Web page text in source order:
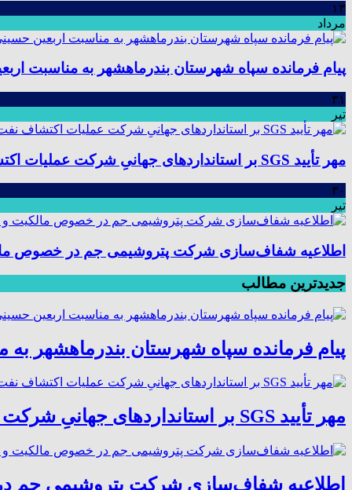
۱۳
مرداد
پیام فرمانده سپاه شهرستان بندرماهشهر به مناسبت
۳۱
تیر
مهر تأیید SGS بر استانداردهای جهانیِ شرکت عملیات اکتشاف نفت؛ موفقیت در ممیزی سیستم مدیریت یکپارچه
۳۰
تیر
اطلاعیه شفاف‌سازی شرکت پتروشیمی جم در خصوص
جدیدترین مطالب
پیام فرمانده سپاه شهرستان بندرماهشهر
مهر تأیید SGS بر استانداردهای جهانیِ شرکت عملیات اکتشاف نفت؛ موفقیت در ممیزی سیستم مدیریت یکپارچه
اطلاعیه شفاف‌سازی شرکت پتروشیمی جم